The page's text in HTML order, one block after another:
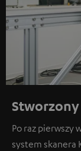
Po raz pierwszy
system skanera